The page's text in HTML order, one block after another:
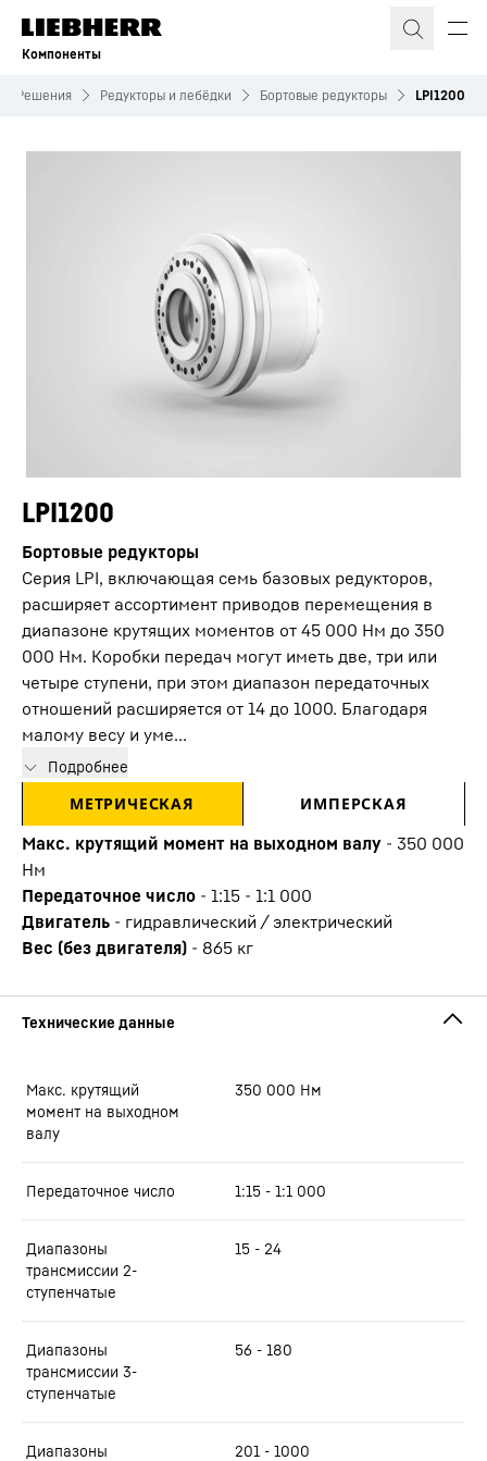
Компоненты
Решения Редукторы и лебёдки Бортовые редукторы LPI1200
LPI1200
Бортовые редукторы
Серия LPI, включающая семь базовых редукторов,
расширяет ассортимент приводов перемещения в
диапазоне крутящих моментов от 45 000 Нм до 350
000 Нм. Коробки передач могут иметь две, три или
четыре ступени, при этом диапазон передаточных
отношений расширяется от 14 до 1000. Благодаря
малому весу и уме...
Подробнее
МЕТРИЧЕСКАЯ ИМПЕРСКАЯ
Макс. крутящий момент на выходном валу - 350 000
Нм
Передаточное число - 1:15 - 1:1 000
Двигатель - гидравлический / электрический
Вес (без двигателя) - 865 кг
Макс. крутящий
момент на выходном
валу
350 000 Нм
Передаточное число 1:15 - 1:1 000
Диапазоны
трансмиссии 2-
ступенчатые
15 - 24
Диапазоны
трансмиссии 3-
ступенчатые
56 - 180
Диапазоны
201 - 1000